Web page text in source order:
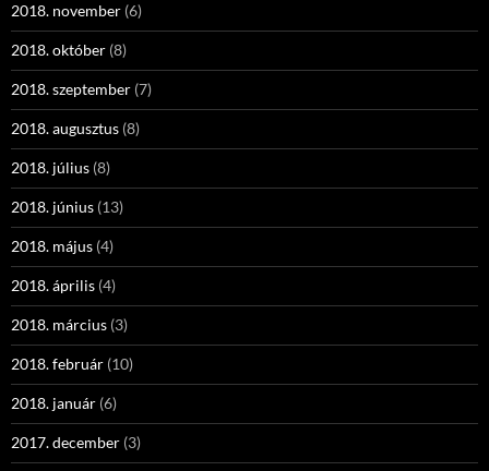
2018. november (6)
2018. október (8)
2018. szeptember (7)
2018. augusztus (8)
2018. július (8)
2018. június (13)
2018. május (4)
2018. április (4)
2018. március (3)
2018. február (10)
2018. január (6)
2017. december (3)